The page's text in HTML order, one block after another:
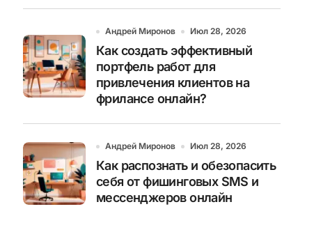
Андрей Миронов Июл 28, 2026
Как создать эффективный
портфель работ для
привлечения клиентов на
фрилансе онлайн?
Андрей Миронов Июл 28, 2026
Как распознать и обезопасить
себя от фишинговых SMS и
мессенджеров онлайн